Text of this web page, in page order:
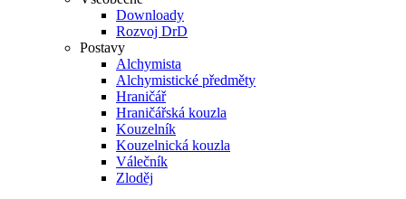
Downloady
Rozvoj DrD
Postavy
Alchymista
Alchymistické předměty
Hraničář
Hraničářská kouzla
Kouzelník
Kouzelnická kouzla
Válečník
Zloděj